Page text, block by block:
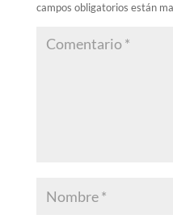
campos obligatorios están